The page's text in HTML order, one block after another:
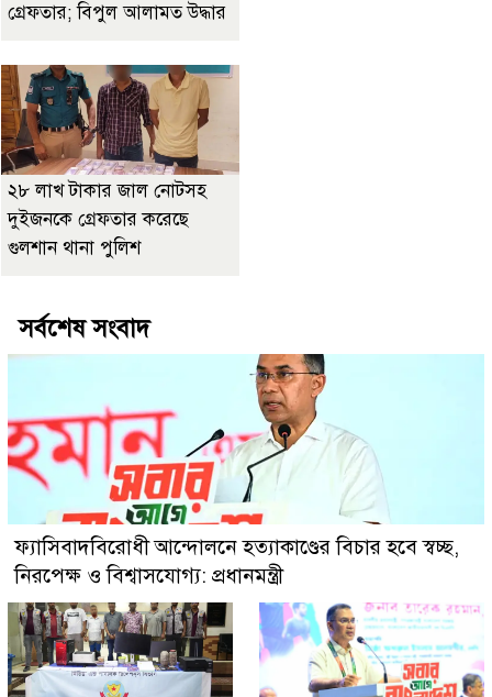
গ্রেফতার; বিপুল আলামত উদ্ধার
২৮ লাখ টাকার জাল নোটসহ
দুইজনকে গ্রেফতার করেছে
গুলশান থানা পুলিশ
সর্বশেষ সংবাদ
ফ্যাসিবাদবিরোধী আন্দোলনে হত্যাকাণ্ডের বিচার হবে স্বচ্ছ,
নিরপেক্ষ ও বিশ্বাসযোগ্য: প্রধানমন্ত্রী